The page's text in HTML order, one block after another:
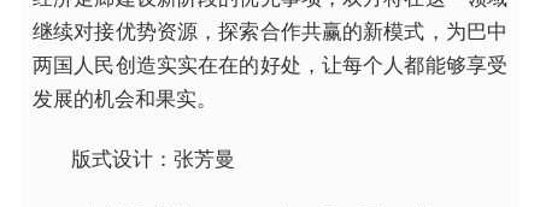
继续对接优势资源，探索合作共赢的新模式，为巴中
两国人民创造实实在在的好处，让每个人都能够享受
发展的机会和果实。
版式设计：张芳曼